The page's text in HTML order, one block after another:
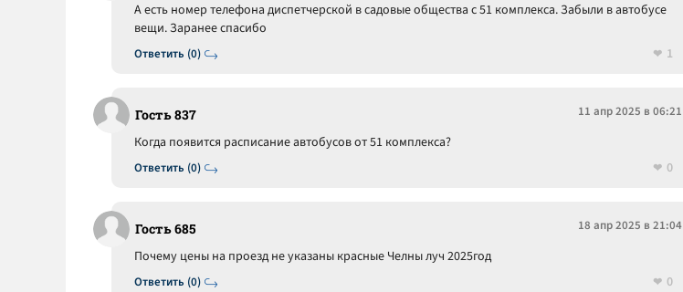
Ответить (0)
А есть номер телефона диспетчерской в садовые общества с 51 комплекса. Забыли в автобусе
вещи. Заранее спасибо
1
Гость 837 11 апр 2025 в 06:21
Ответить (0)
Когда появится расписание автобусов от 51 комплекса?
0
Гость 685 18 апр 2025 в 21:04
Ответить (0)
Почему цены на проезд не указаны красные Челны луч 2025год
0